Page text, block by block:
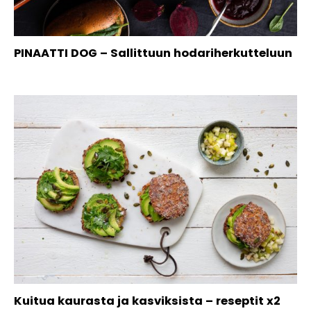
PINAATTI DOG – Sallittuun hodariherkutteluun
Kuitua kaurasta ja kasviksista – reseptit x2